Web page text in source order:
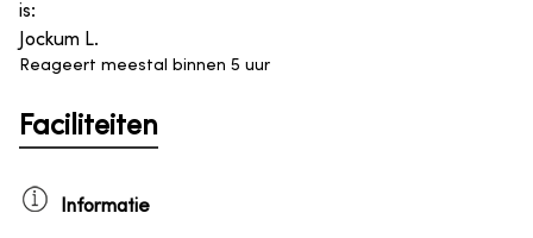
is:
Jockum L.
Reageert meestal binnen 5 uur
Faciliteiten
Informatie